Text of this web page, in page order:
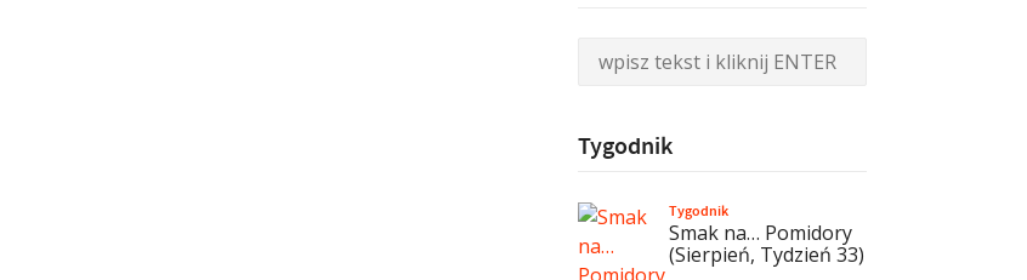
Tygodnik
Tygodnik
Smak na… Pomidory
(Sierpień, Tydzień 33)